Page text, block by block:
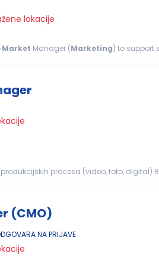
lokacije
Market Manager (Marketing) to support
procesa (video, foto, digital)
(CMO)
NA PRIJAVE